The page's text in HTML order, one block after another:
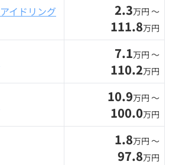
イドリング
2.3万円 〜
111.8万円
7.1万円 〜
110.2万円
10.9万円 〜
100.0万円
1.8万円 〜
97.8万円